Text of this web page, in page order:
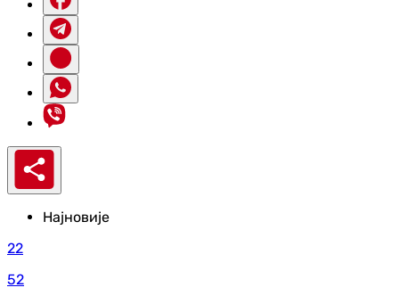
Најновије
22
52